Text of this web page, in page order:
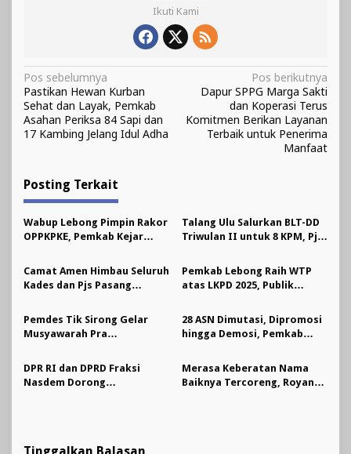
Ikuti Kami
Navigasi
pos
Pos sebelumnya
Pastikan Hewan Kurban
Sehat dan Layak, Pemkab
Asahan Periksa 84 Sapi dan
17 Kambing Jelang Idul Adha
Pos berikutnya
Dapur SPPG Marga Sakti
dan Koperasi Terus
Komitmen Berikan Layanan
Terbaik untuk Penerima
Manfaat
Posting Terkait
Wabup Lebong Pimpin Rakor
OPPKPKE, Pemkab Kejar
Pengentasan Kemiskinan
80%
Talang Ulu Salurkan BLT-DD
Triwulan II untuk 8 KPM, Pjs
Menerima Bantuan Januari–
Camat Amen Himbau Seluruh
Kades dan Pjs Pasang
Pemkab Lebong Raih WTP
atas LKPD 2025, Publik
Rekomendasi BPK
Pemdes Tik Sirong Gelar
Musyawarah Pra
28 ASN Dimutasi, Dipromosi
hingga Demosi, Pemkab
Berbasis Kinerja
DPR RI dan DPRD Fraksi
Nasdem Dorong
Merasa Keberatan Nama
Baiknya Tercoreng, Royana